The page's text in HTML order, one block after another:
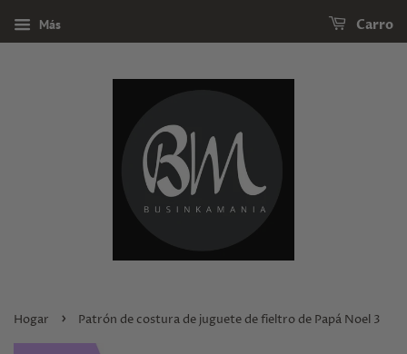
Más Carro
Hogar › Patrón de costura de juguete de fieltro de Papá Noel 3